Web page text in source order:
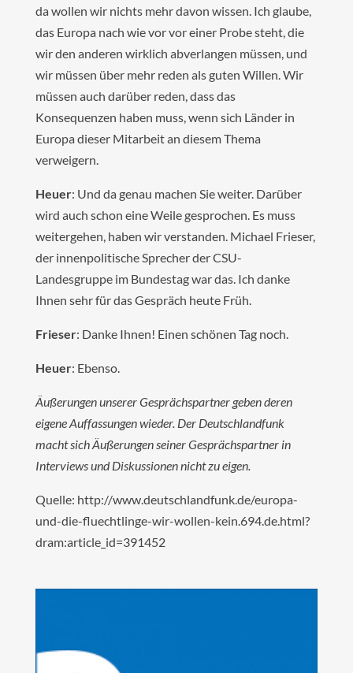
da wollen wir nichts mehr davon wissen. Ich glaube,
das Europa nach wie vor vor einer Probe steht, die
wir den anderen wirklich abverlangen müssen, und
wir müssen über mehr reden als guten Willen. Wir
müssen auch darüber reden, dass das
Konsequenzen haben muss, wenn sich Länder in
Europa dieser Mitarbeit an diesem Thema
verweigern.
Heuer: Und da genau machen Sie weiter. Darüber
wird auch schon eine Weile gesprochen. Es muss
weitergehen, haben wir verstanden. Michael Frieser,
der innenpolitische Sprecher der CSU-
Landesgruppe im Bundestag war das. Ich danke
Ihnen sehr für das Gespräch heute Früh.
Frieser: Danke Ihnen! Einen schönen Tag noch.
Heuer: Ebenso.
Äußerungen unserer Gesprächspartner geben deren
eigene Auffassungen wieder. Der Deutschlandfunk
macht sich Äußerungen seiner Gesprächspartner in
Interviews und Diskussionen nicht zu eigen.
Quelle: http://www.deutschlandfunk.de/europa-
und-die-fluechtlinge-wir-wollen-kein.694.de.html?
dram:article_id=391452